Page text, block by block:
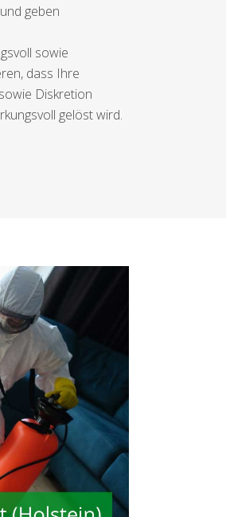
geben
sowie
dass Ihre
Diskretion
gelöst wird.